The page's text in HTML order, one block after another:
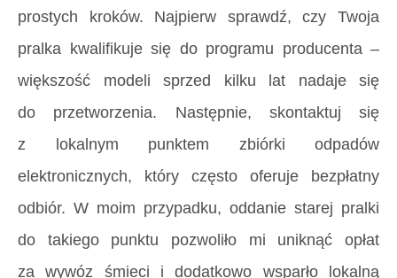
prostych kroków. Najpierw sprawdź, czy Twoja
pralka kwalifikuje się do programu producenta –
większość modeli sprzed kilku lat nadaje się
do przetworzenia. Następnie, skontaktuj się
z lokalnym punktem zbiórki odpadów
elektronicznych, który często oferuje bezpłatny
odbiór. W moim przypadku, oddanie starej pralki
do takiego punktu pozwoliło mi uniknąć opłat
za wywóz śmieci i dodatkowo wsparło lokalną